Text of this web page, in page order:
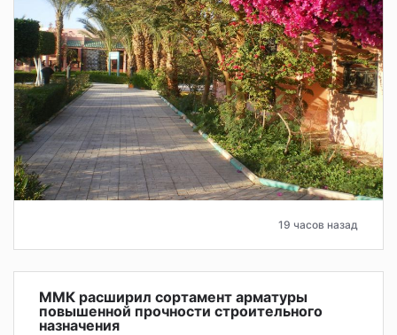
19 часов назад
ММК расширил сортамент арматуры
повышенной прочности строительного
назначения